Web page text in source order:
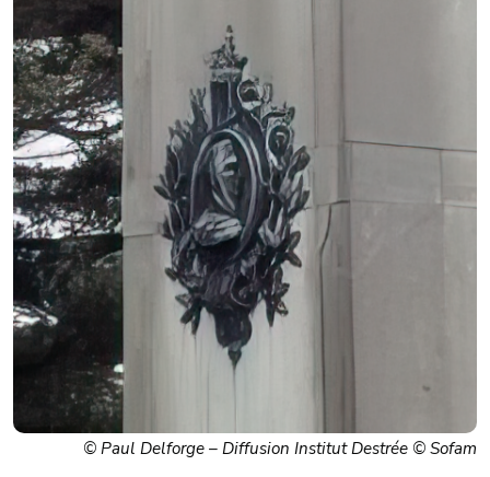
© Paul Delforge – Diffusion Institut Destrée © Sofam